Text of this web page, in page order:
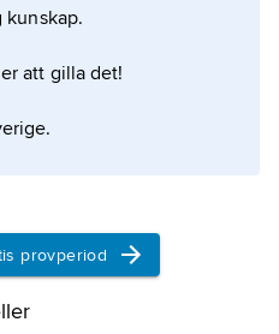
GmbH) 1827 i
Freiburg.
vedertagen
och tillförlitliga
artikeln
att gilla det!
provperiod